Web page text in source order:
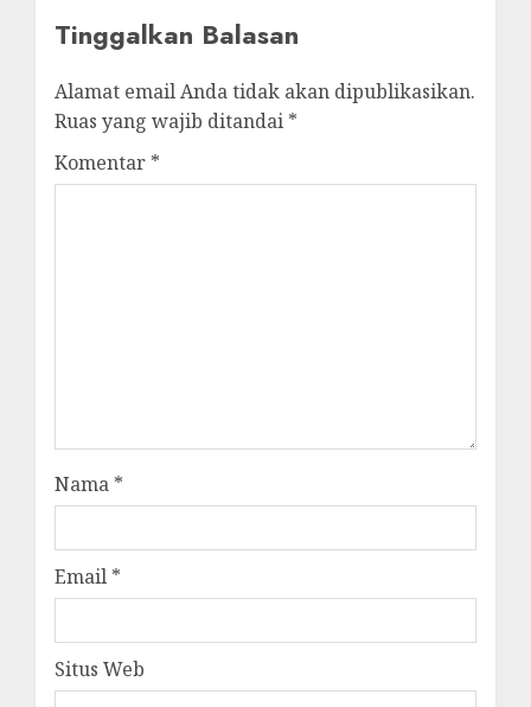
Tinggalkan Balasan
Alamat email Anda tidak akan dipublikasikan.
Ruas yang wajib ditandai *
Komentar *
Nama *
Email *
Situs Web